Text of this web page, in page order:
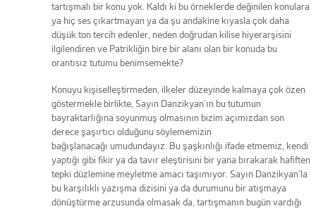
tartışmalı bir konu yok. Kaldı ki bu örneklerde değinilen konulara
ya hiç ses çıkartmayan ya da şu andakine kıyasla çok daha
düşük ton tercih edenler, neden doğrudan kilise hiyerarşisini
ilgilendiren ve Patrikliğin bire bir alanı olan bir konuda bu
orantısız tutumu benimsemekte?
Konuyu kişiselleştirmeden, ilkeler düzeyinde kalmaya çok özen
göstermekle birlikte, Sayın Danzikyan’ın bu tutumun
bayraktarlığına soyunmuş olmasının bizim açımızdan son
derece şaşırtıcı olduğunu söylememizin
bağışlanacağı umudundayız. Bu şaşkınlığı ifade etmemiz, kendi
yaptığı gibi fikir ya da tavır eleştirisini bir yana bırakarak hafiften
tepki düzlemine meyletme amacı taşımıyor. Sayın Danzikyan’la
bu karşılıklı yazışma dizisini ya da durumunu bir atışmaya
dönüştürme arzusunda olmasak da, tartışmanın bugün vardığı